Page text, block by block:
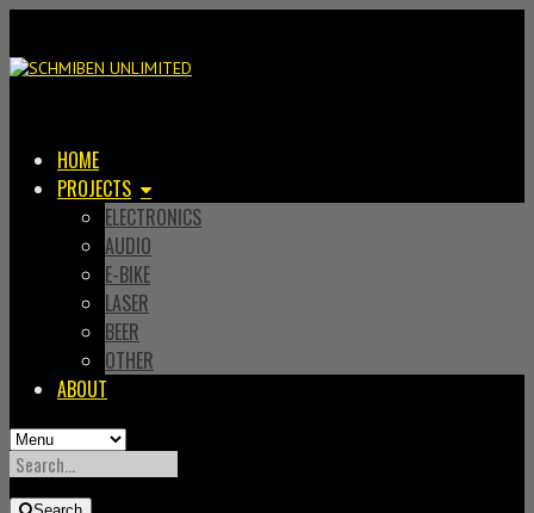
HOME
PROJECTS
ELECTRONICS
AUDIO
E-BIKE
LASER
BEER
OTHER
ABOUT
SEARCH
FOR: